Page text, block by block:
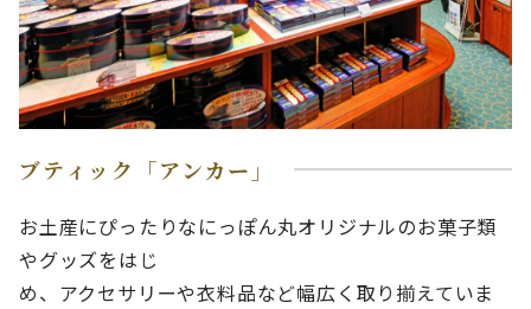
ブティック「アンカー」
お土産にぴったりなにっぽん丸オリジナルのお菓子類
やグッズをはじ
め、アクセサリーや衣料品など幅広く取り揃えていま